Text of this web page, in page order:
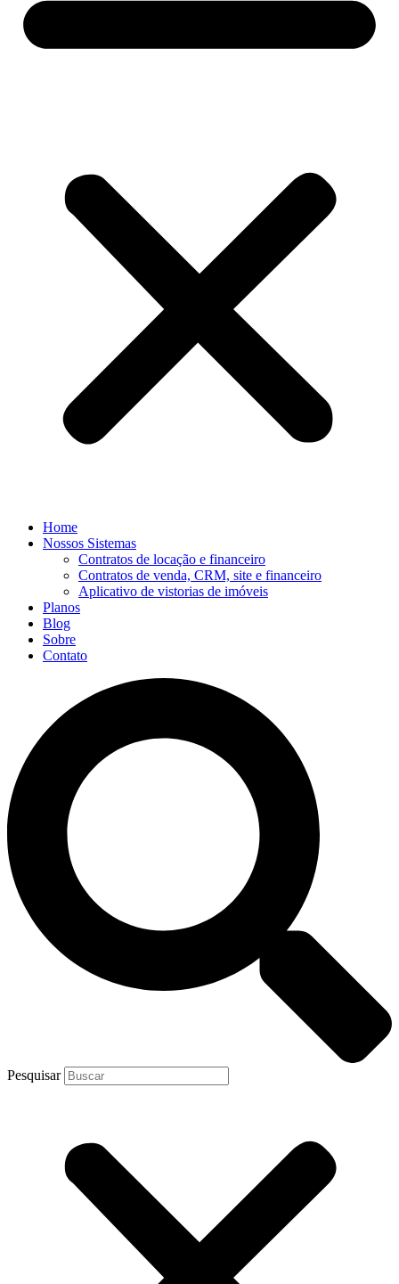
Home
Nossos Sistemas
Contratos de locação e financeiro
Contratos de venda, CRM, site e financeiro
Aplicativo de vistorias de imóveis
Planos
Blog
Sobre
Contato
Pesquisar